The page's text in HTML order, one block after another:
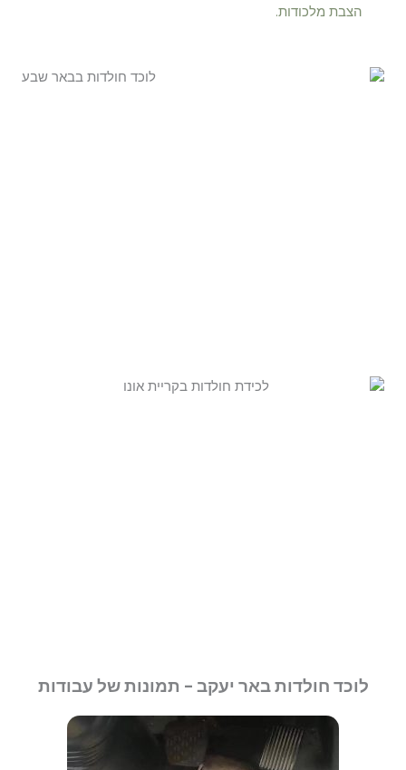
הצבת מלכודות.
לוכד חולדות באר יעקב - תמונות של עבודות